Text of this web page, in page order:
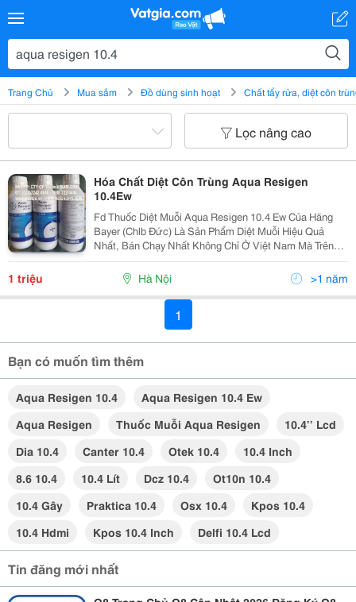
Trang Chủ Mua sắm Đồ dùng sinh hoạt Chất tẩy rửa, diệt côn
Lọc nâng cao
Hóa Chất Diệt Côn Trùng Aqua Resigen
10.4Ew
Fd Thuốc Diệt Muỗi Aqua Resigen 10.4 Ew Của Hãng
Bayer (Chlb Đức) Là Sản Phẩm Diệt Muỗi Hiệu Quả
Nhất, Bán Chạy Nhất Không Chỉ Ở Việt Nam Mà Trên
Toàn Thế Giới. Hiện Nay, Trong Số Các Chế Phẩm
Chuyên Về Diệt Muỗi Trên Thị Trường Thì Thuốc Diệt
1 triệu Hà Nội >1 năm
1
Bạn có muốn tìm thêm
Aqua Resigen 10.4
Aqua Resigen 10.4 Ew
Aqua Resigen
Thuốc Muỗi Aqua Resigen
10.4’’ Lcd
Dia 10.4
Canter 10.4 Otek 10.4
10.4 Inch
8.6 10.4
10.4 Lít Dcz 10.4
Ot10n 10.4
10.4 Gây
Praktica 10.4 Osx 10.4
Kpos 10.4
10.4 Hdmi
Kpos 10.4 Inch Delfi 10.4 Lcd
Tin đăng mới nhất